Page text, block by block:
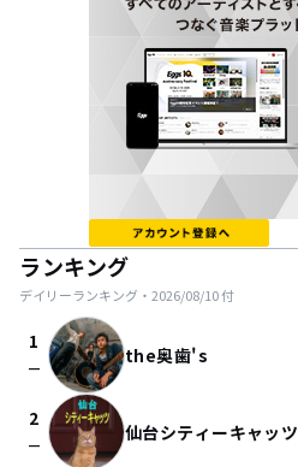
ランキング
デイリーランキング・ 2026/08/10付
1
check_indeterminate_small the奥歯's
2
check_indeterminate_small 仙台シティーキャッツ